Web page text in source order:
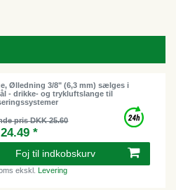
Ølledning 3/8" (6,3 mm) sælges i
- drikke- og trykluftslange til
pris DKK 25.60
*
Foj til indkobskurv
ekskl.Levering